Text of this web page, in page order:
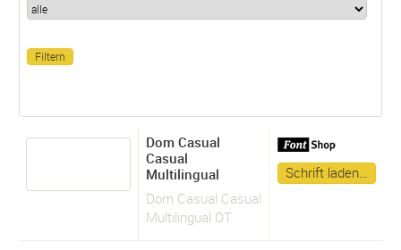
Dom Casual
Casual
Multilingual
Dom Casual Casual
Multilingual OT
Schrift laden…